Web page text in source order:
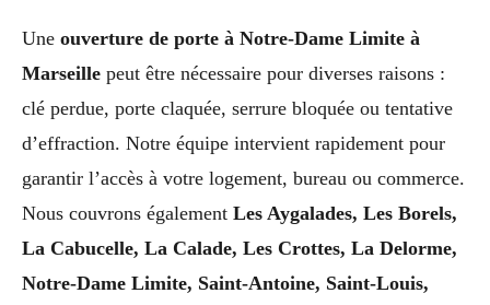
Une ouverture de porte à Notre-Dame Limite à
Marseille peut être nécessaire pour diverses raisons :
clé perdue, porte claquée, serrure bloquée ou tentative
d’effraction. Notre équipe intervient rapidement pour
garantir l’accès à votre logement, bureau ou commerce.
Nous couvrons également Les Aygalades, Les Borels,
La Cabucelle, La Calade, Les Crottes, La Delorme,
Notre-Dame Limite, Saint-Antoine, Saint-Louis,